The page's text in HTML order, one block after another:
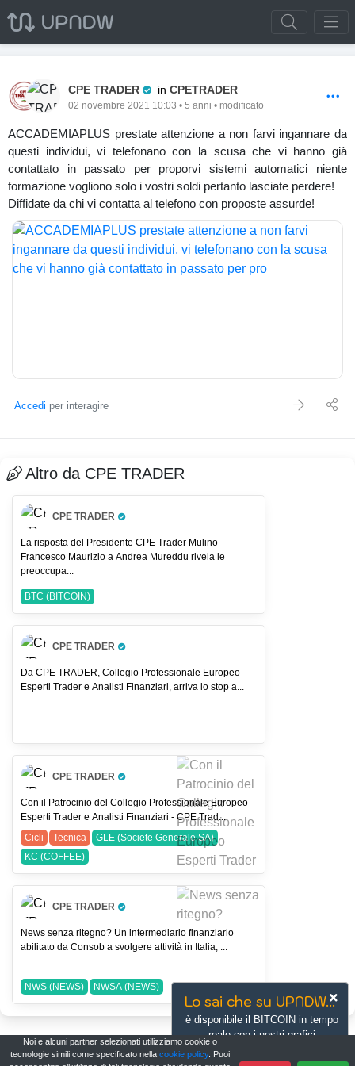
CPE TRADER Pro Trader
in CPETRADER
02 novembre 2021 10:03 • 5 anni • modificato
ACCADEMIAPLUS prestate attenzione a non farvi ingannare da
questi individui, vi telefonano con la scusa che vi hanno già
contattato in passato per proporvi sistemi automatici niente
formazione vogliono solo i vostri soldi pertanto lasciate perdere!
Diffidate da chi vi contatta al telefono con proposte assurde!
Accedi per interagire
Altro da CPE TRADER
CPE TRADER
Pro Trader
La risposta del Presidente CPE Trader Mulino
Francesco Maurizio a Andrea Mureddu rivela le
preoccupa...
BTC (BITCOIN)
CPE TRADER
Pro Trader
Da CPE TRADER, Collegio Professionale Europeo
Esperti Trader e Analisti Finanziari, arriva lo stop a...
CPE TRADER
Pro Trader
Con il Patrocinio del Collegio Professionale Europeo
Esperti Trader e Analisti Finanziari - CPE Trad...
Cicli
Tecnica
GLE (Societe Generale SA)
KC (COFFEE)
CPE TRADER
Pro Trader
News senza ritegno? Un intermediario finanziario
abilitato da Consob a svolgere attività in Italia, ...
NWS (NEWS) NWSA (NEWS)
Lo sai che su UPNDW...
è disponibile il BITCOIN in tempo
reale con i nostri grafici
Noi e alcuni partner selezionati utilizziamo cookie o
tecnologie simili come specificato nella cookie policy. Puoi